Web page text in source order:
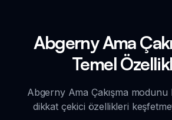
Abgerny Ama
Temel
Abgerny Ama Çakışma modunu
dikkat çekici özellikleri